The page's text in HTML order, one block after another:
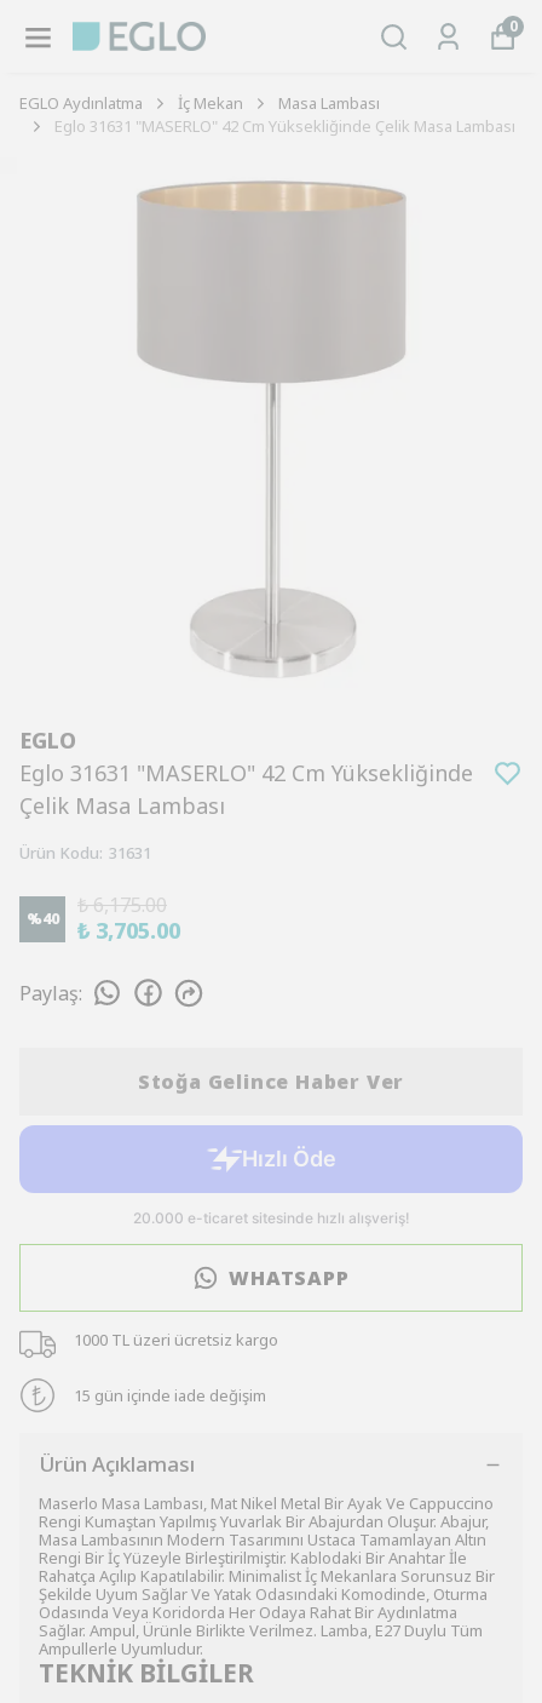
0
EGLO Aydınlatma İç Mekan
Masa Lambası
Eglo 31631 "MASERLO" 42 Cm Yüksekliğinde Çelik Masa Lambası
EGLO
Eglo 31631 "MASERLO" 42 Cm Yüksekliğinde
Çelik Masa Lambası
Ürün Kodu: 31631
%40
₺ 6,175.00
₺ 3,705.00
Paylaş:
Stoğa Gelince Haber Ver
WHATSAPP
1000 TL üzeri ücretsiz kargo
15 gün içinde iade değişim
Ürün Açıklaması
Maserlo Masa Lambası, Mat Nikel Metal Bir Ayak Ve Cappuccino
Rengi Kumaştan Yapılmış Yuvarlak Bir Abajurdan Oluşur. Abajur,
Masa Lambasının Modern Tasarımını Ustaca Tamamlayan Altın
Rengi Bir İç Yüzeyle Birleştirilmiştir. Kablodaki Bir Anahtar İle
Rahatça Açılıp Kapatılabilir. Minimalist İç Mekanlara Sorunsuz Bir
Şekilde Uyum Sağlar Ve Yatak Odasındaki Komodinde, Oturma
Odasında Veya Koridorda Her Odaya Rahat Bir Aydınlatma
Sağlar. Ampul, Ürünle Birlikte Verilmez. Lamba, E27 Duylu Tüm
Ampullerle Uyumludur.
TEKNİK BİLGİLER